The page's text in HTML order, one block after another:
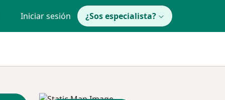
Iniciar sesión ¿Sos especialista?